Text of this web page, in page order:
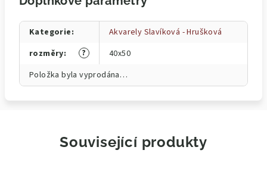
Kategorie:
Akvarely Slavíková - Hrušková
?
rozměry:
40x50
Položka byla vyprodána…
Související produkty